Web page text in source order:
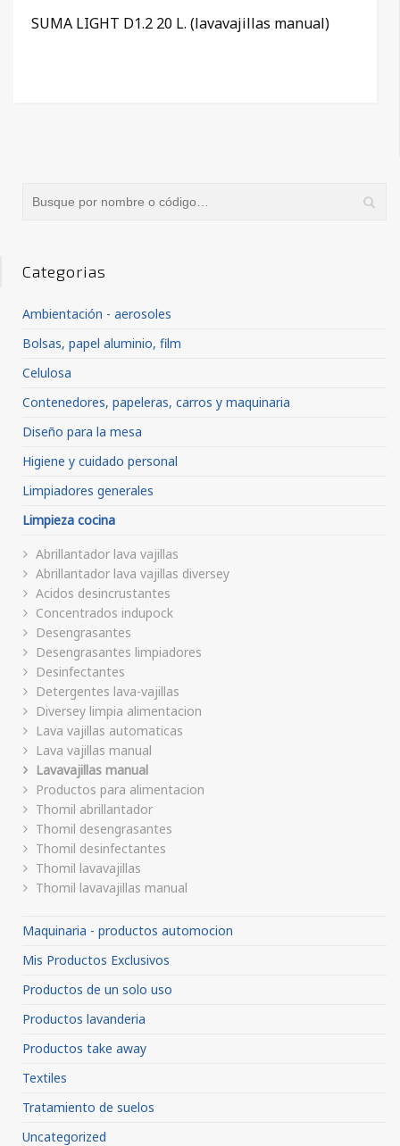
SUMA LIGHT D1.2 20 L. (lavavajillas manual)
Categorias
Ambientación - aerosoles
Bolsas, papel aluminio, film
Celulosa
Contenedores, papeleras, carros y maquinaria
Diseño para la mesa
Higiene y cuidado personal
Limpiadores generales
Limpieza cocina
Abrillantador lava vajillas
Abrillantador lava vajillas diversey
Acidos desincrustantes
Concentrados indupock
Desengrasantes
Desengrasantes limpiadores
Desinfectantes
Detergentes lava-vajillas
Diversey limpia alimentacion
Lava vajillas automaticas
Lava vajillas manual
Lavavajillas manual
Productos para alimentacion
Thomil abrillantador
Thomil desengrasantes
Thomil desinfectantes
Thomil lavavajillas
Thomil lavavajillas manual
Maquinaria - productos automocion
Mis Productos Exclusivos
Productos de un solo uso
Productos lavanderia
Productos take away
Textiles
Tratamiento de suelos
Uncategorized